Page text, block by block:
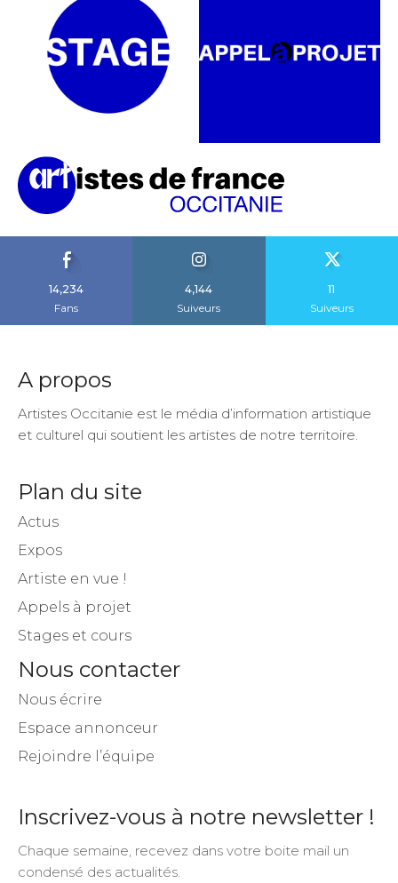
14,234
Fans
4,144
Suiveurs
11
Suiveurs
A propos
Artistes Occitanie est le média d’information artistique
et culturel qui soutient les artistes de notre territoire.
Plan du site
Actus
Expos
Artiste en vue !
Appels à projet
Stages et cours
Nous contacter
Nous écrire
Espace annonceur
Rejoindre l’équipe
Inscrivez-vous à notre newsletter !
Chaque semaine, recevez dans votre boite mail un
condensé des actualités.